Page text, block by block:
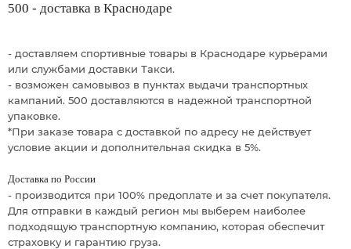
500 - доставка в Краснодаре
- доставляем спортивные товары в Краснодаре курьерами
или службами доставки Такси.
- возможен самовывоз в пунктах выдачи транспортных
кампаний. 500 доставляются в надежной транспортной
упаковке.
*При заказе товара с доставкой по адресу не действует
условие акции и дополнительная скидка в 5%.
Доставка по России
- производится при 100% предоплате и за счет покупателя.
Для отправки в каждый регион мы выберем наиболее
подходящую транспортную компанию, которая обеспечит
страховку и гарантию груза.